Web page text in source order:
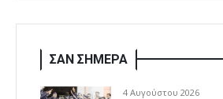
ΣΑΝ ΣΗΜΕΡΑ
4 Αυγούστου 2026